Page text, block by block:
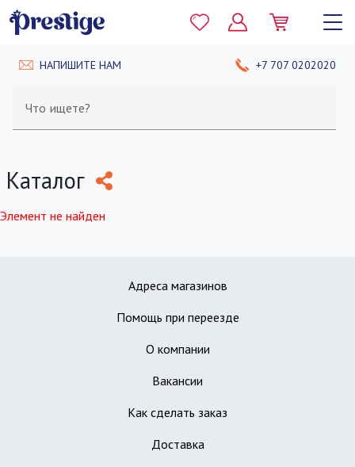
НАПИШИТЕ НАМ +7 707 0202020
Что ищете?
Каталог
Элемент не найден
Адреса магазинов
Помощь при переезде
О компании
Вакансии
Как сделать заказ
Доставка